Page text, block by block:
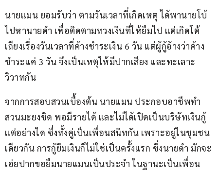
นายแมน ยอมรับว่า ตามวันเวลาที่เกิดเหตุ ได้พานายโบ้
ไปหานายดำ เพื่อติดตามทวงเงินที่ให้ยืมไป แต่เกิดโต้
เถียงเรื่องวันเวลาที่ค้างชำระเงิน 6 วัน แต่ผู้กู้อ้างว่าค้าง
ชำระแค่ 3 วัน จึงเป็นเหตุให้มีปากเสียง และทะเลาะ
วิวาทกัน
จากการสอบสวนเบื้องต้น นายแมน ประกอบอาชีพทำ
สวนมะยงชิด พอมีรายได้ และไม่ได้เปิดเป็นบริษัทเงินกู้
แต่อย่างใด ซึ่งทั้งคู่เป็นเพื่อนสนิทกัน เพราะอยู่ในชุมชน
เดียวกัน การกู้ยืมเงินก็ไม่ใช่เป็นครั้งแรก ซึ่งนายดำ มักจะ
เอ่ยปากขอยืมนายแมนเป็นประจำ ในฐานะเป็นเพื่อน